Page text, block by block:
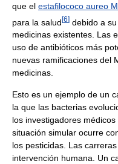
que el estafilococo aureo
para la salud[6] debido a
medicinas existentes. Las
uso de antibióticos más
nuevas ramificaciones del
medicinas.
Esto es un ejemplo de un
la que las bacterias
los investigadores
situación simular ocurre
los pesticidas. Las
intervención humana. Un